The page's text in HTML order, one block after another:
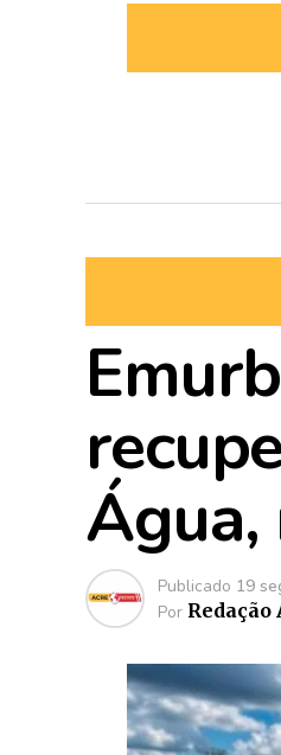
Água,
Publicado 19
Por Redação